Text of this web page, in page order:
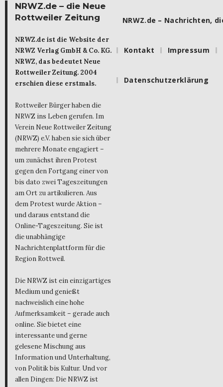
NRWZ.de – die Neue
Rottweiler Zeitung
NRWZ.de ist die Website der
NRWZ Verlag GmbH & Co. KG.
NRWZ, das bedeutet Neue
Rottweiler Zeitung. 2004
erschien diese erstmals.
Rottweiler Bürger haben die
NRWZ ins Leben gerufen. Im
Verein Neue Rottweiler Zeitung
(NRWZ) e.V. haben sie sich über
mehrere Monate engagiert –
um zunächst ihren Protest
gegen den Fortgang einer von
bis dato zwei Tageszeitungen
am Ort zu artikulieren. Aus
dem Protest wurde Aktion –
und daraus entstand die
Online-Tageszeitung. Sie ist
die unabhängige
Nachrichtenplattform für die
Region Rottweil.
Die NRWZ ist ein einzigartiges
Medium und genießt
nachweislich eine hohe
Aufmerksamkeit – gerade auch
online. Sie bietet eine
interessante und gerne
gelesene Mischung aus
Information und Unterhaltung,
von Politik bis Kultur. Und vor
allen Dingen: Die NRWZ ist
NRWZ.de – Nachrichten,
Kontakt Impressum
Datenschutzerklärung